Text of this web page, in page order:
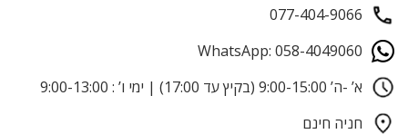
077-404-9066
WhatsApp: 058-4049060
א’ -ה’ 9:00-15:00 (בקיץ עד 17:00) | ימי ו’ : 9:00-13:00
חניה חינם